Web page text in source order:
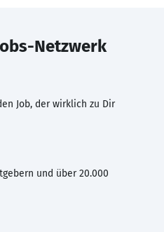
Netzwerk
Job, der wirklich zu Dir
und über 20.000